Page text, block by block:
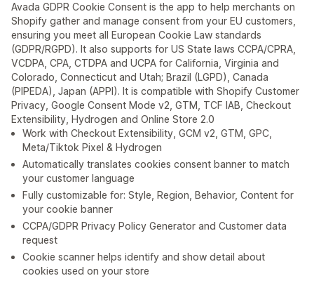
Avada GDPR Cookie Consent is the app to help merchants on
Shopify gather and manage consent from your EU customers,
ensuring you meet all European Cookie Law standards
(GDPR/RGPD). It also supports for US State laws CCPA/CPRA,
VCDPA, CPA, CTDPA and UCPA for California, Virginia and
Colorado, Connecticut and Utah; Brazil (LGPD), Canada
(PIPEDA), Japan (APPI). It is compatible with Shopify Customer
Privacy, Google Consent Mode v2, GTM, TCF IAB, Checkout
Extensibility, Hydrogen and Online Store 2.0
Work with Checkout Extensibility, GCM v2, GTM, GPC,
Meta/Tiktok Pixel & Hydrogen
Automatically translates cookies consent banner to match
your customer language
Fully customizable for: Style, Region, Behavior, Content for
your cookie banner
CCPA/GDPR Privacy Policy Generator and Customer data
request
Cookie scanner helps identify and show detail about
cookies used on your store